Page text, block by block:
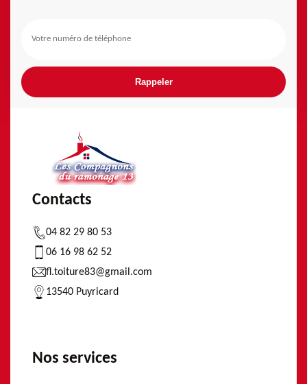
Contacts
04 82 29 80 53
06 16 98 62 52
fl.toiture83@gmail.com
13540 Puyricard
Nos services